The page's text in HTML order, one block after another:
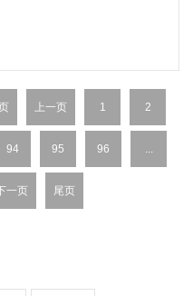
友们介绍阁楼壁柜的相干设
构、灯光设计、阁楼空间利
壁柜的设计要点。 一、阁
上一页 1 2
94 95 96 ...
一页 尾页